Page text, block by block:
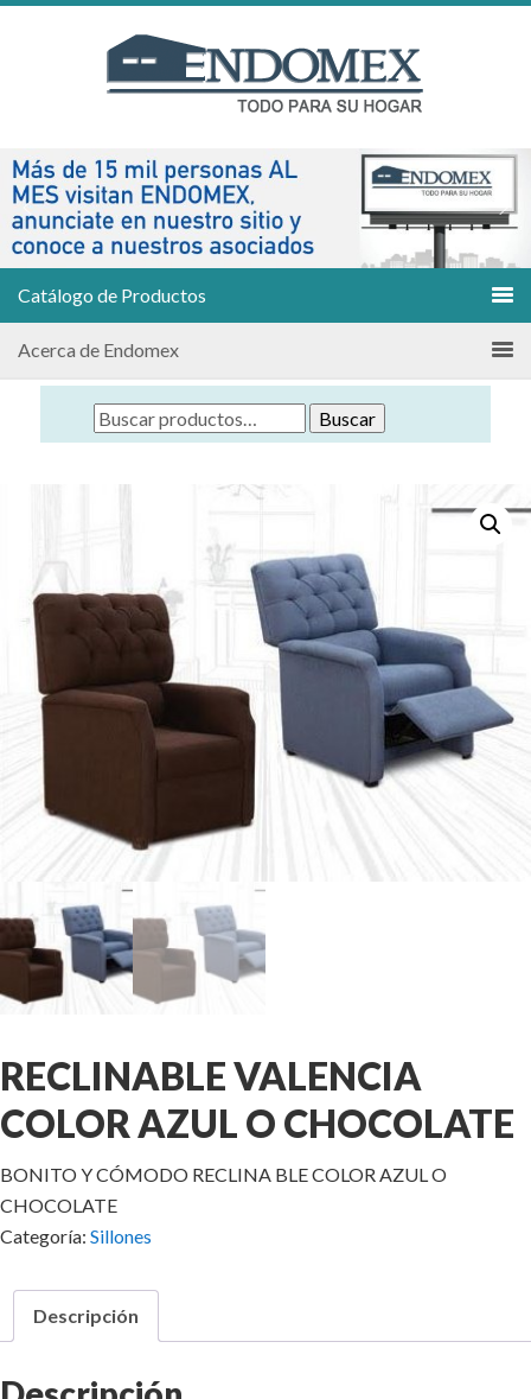
Catálogo de Productos
Acerca de Endomex
Buscar
RECLINABLE VALENCIA
COLOR AZUL O CHOCOLATE
BONITO Y CÓMODO RECLINA BLE COLOR AZUL O
CHOCOLATE
Categoría: Sillones
Descripción